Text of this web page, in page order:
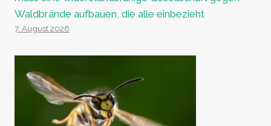
Waldbrände aufbauen, die alle einbezieht
7. August 2026